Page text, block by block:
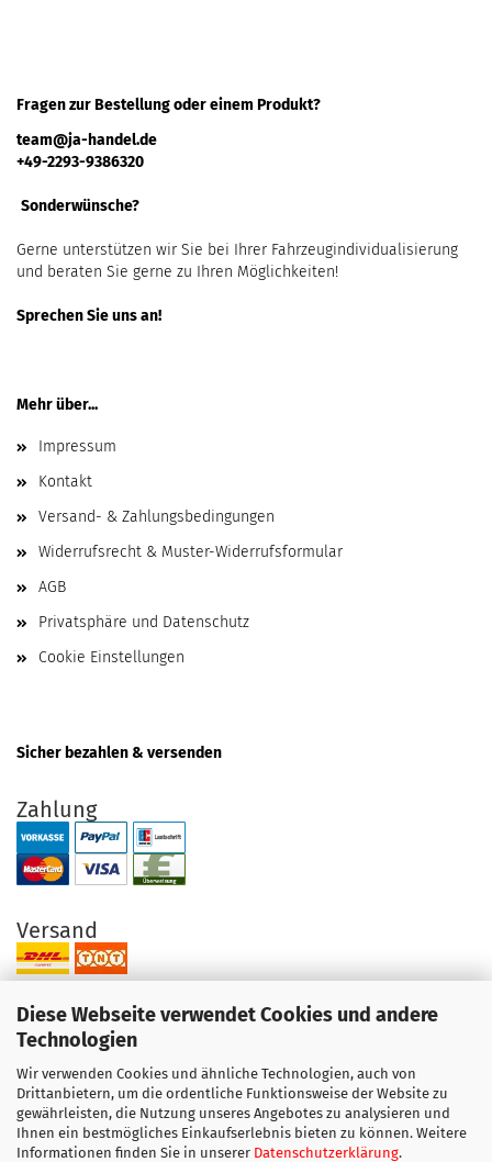
Diese Webseite verwendet Cookies und andere
Technologien
Wir verwenden Cookies und ähnliche Technologien, auch von
Drittanbietern, um die ordentliche Funktionsweise der Website zu
gewährleisten, die Nutzung unseres Angebotes zu analysieren und
Ihnen ein bestmögliches Einkaufserlebnis bieten zu können. Weitere
Informationen finden Sie in unserer Datenschutzerklärung.
Fragen zur Bestellung oder einem Produkt?
team@ja-handel.de
+49-2293-9386320
Sonderwünsche?
Gerne unterstützen wir Sie bei Ihrer Fahrzeugindividualisierung
und beraten Sie gerne zu Ihren Möglichkeiten!
Sprechen Sie uns an!
Mehr über...
Impressum
Kontakt
Versand- & Zahlungsbedingungen
Widerrufsrecht & Muster-Widerrufsformular
AGB
Privatsphäre und Datenschutz
Cookie Einstellungen
Sicher bezahlen & versenden
Zahlung
Versand
Ihre Vorteile bei uns
Original Produkte direkt vom Hersteller
Exzellenter Support + Beratung